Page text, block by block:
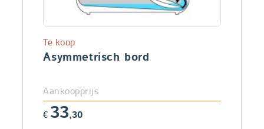
Asymmetrisch bord
Te koop
Aankoopprijs
€ 33,30